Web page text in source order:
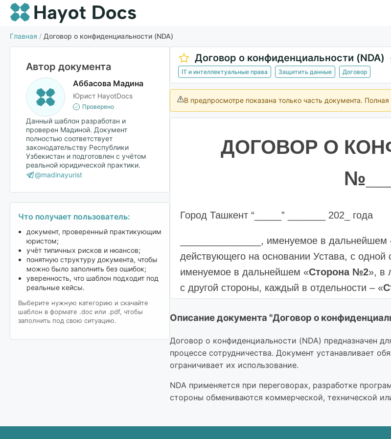
Главная / Договор о конфиденциальности (NDA)
Автор документа
Аббасова Мадина
Юрист HayotDocs
Проверено
Данный шаблон разработан и
проверен Мадиной. Документ
полностью соответствует
законодательству Республики
Узбекистан и подготовлен с учётом
реальной юридической практики.
@madinayurist
Что получает пользователь:
документ, проверенный практикующим
юристом;
учёт типичных рисков и нюансов;
понятную структуру документа, чтобы
можно было заполнить без ошибок;
уверенность, что шаблон подходит под
реальные кейсы.
Выберите нужную категорию и скачайте
шаблон в формате .doc или .pdf, чтобы
заполнить под свою ситуацию.
Договор о конфиденциальности (NDA)
IT и интеллектуальные права Защитить данные Договор
В предпросмотре показана только часть документа.
ДОГОВОР О
Город Ташкент “_____” _______ 202_ года
_______________, именуемое в дальнейшем
действующего на основании Устава, с
именуемое в дальнейшем «Сторона №2», в
с другой стороны, каждый в отдельности – «
1. ПРЕДМЕТ ДОГОВОРА
Для целей настоящего Соглашения
информацию, относящуюся к Сторонам,
структуре и структуре собственности,
передаваемой с пометкой
упаковке, или сопровождаемой устными
Конфиденциальная информация
Описание документа "Договор о
Договор о конфиденциальности (NDA) предназначен
процессе сотрудничества. Документ устанавливает
ограничивает их использование.
NDA применяется при переговорах, разработке
стороны обмениваются коммерческой, технической